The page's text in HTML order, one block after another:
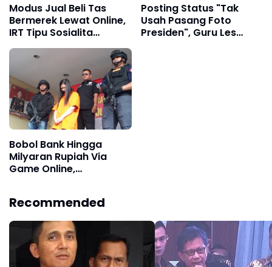
Modus Jual Beli Tas
Bermerek Lewat Online,
IRT Tipu Sosialita
Diamankan Polda Metro
Jaya
Posting Status "Tak
Usah Pasang Foto
Presiden", Guru Les
Bobol Bank Hingga
Milyaran Rupiah Via
Game Online,
Polda Metro Jaya
Recommended